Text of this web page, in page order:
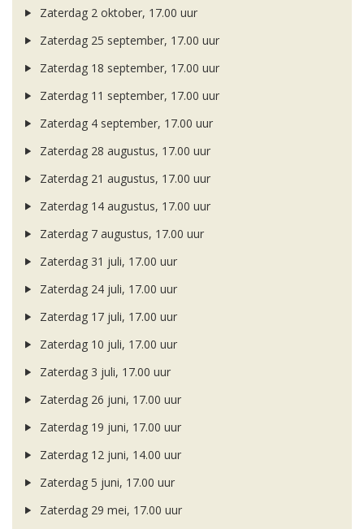
Zaterdag 2 oktober, 17.00 uur
Zaterdag 25 september, 17.00 uur
Zaterdag 18 september, 17.00 uur
Zaterdag 11 september, 17.00 uur
Zaterdag 4 september, 17.00 uur
Zaterdag 28 augustus, 17.00 uur
Zaterdag 21 augustus, 17.00 uur
Zaterdag 14 augustus, 17.00 uur
Zaterdag 7 augustus, 17.00 uur
Zaterdag 31 juli, 17.00 uur
Zaterdag 24 juli, 17.00 uur
Zaterdag 17 juli, 17.00 uur
Zaterdag 10 juli, 17.00 uur
Zaterdag 3 juli, 17.00 uur
Zaterdag 26 juni, 17.00 uur
Zaterdag 19 juni, 17.00 uur
Zaterdag 12 juni, 14.00 uur
Zaterdag 5 juni, 17.00 uur
Zaterdag 29 mei, 17.00 uur